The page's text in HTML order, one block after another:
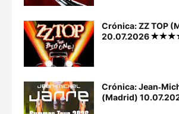
Crónica: ZZ TOP
20.07.2026
Crónica:
(Madrid)